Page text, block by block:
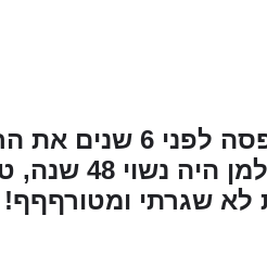
מישל- בת 67, חילונית, גרושה, אוהבת אקסטרים, טיפסה לפני 6
ההימלאיה, עד גובה 5500 מטר... אשר- בן
לא שגרתי ומטורףףף!